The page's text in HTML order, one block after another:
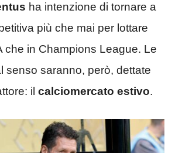
ha intenzione di tornare a
più che mai per lottare
che in Champions League. Le
senso saranno, però, dettate
il calciomercato estivo.